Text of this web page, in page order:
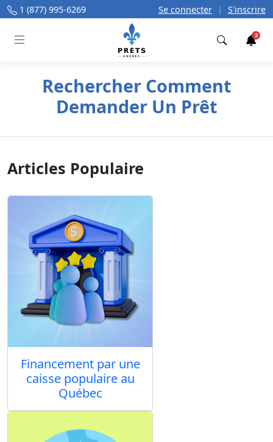
1 (877) 995-6269 Se connecter | S'inscrire
2
Rechercher Comment
Demander Un Prêt
Articles Populaire
Financement par une
caisse populaire au
Québec